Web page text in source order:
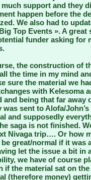
support and they
happen before the
We also had to
Top Events ». A
funder asking for
the construction of
the time in my mind
sure the material we
with Kelesoma
and being that far away
was sent to Alofa/
and supposedly
saga is not finished.
Nivaga trip…. Or how
great/normal if it was
let the issue a bit in
we have of course
if the material sat on
(therefore money)